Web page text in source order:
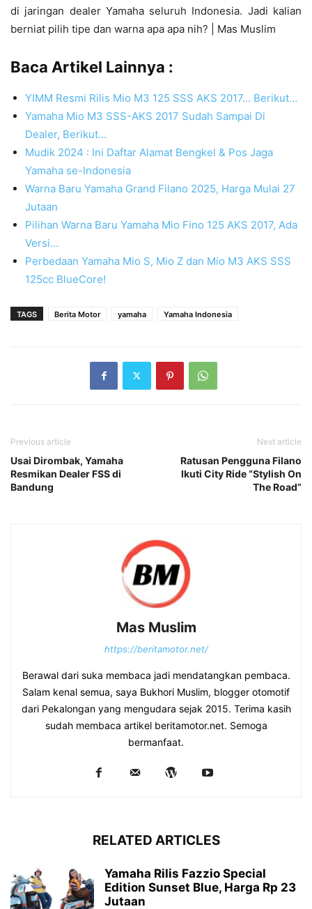
di jaringan dealer Yamaha seluruh Indonesia. Jadi kalian
berniat pilih tipe dan warna apa apa nih? | Mas Muslim
Baca Artikel Lainnya :
YIMM Resmi Rilis Mio M3 125 SSS AKS 2017... Berikut…
Yamaha Mio M3 SSS-AKS 2017 Sudah Sampai Di
Dealer, Berikut…
Mudik 2024 : Ini Daftar Alamat Bengkel & Pos Jaga
Yamaha se-Indonesia
Warna Baru Yamaha Grand Filano 2025, Harga Mulai 27
Jutaan
Pilihan Warna Baru Yamaha Mio Fino 125 AKS 2017, Ada
Versi…
Perbedaan Yamaha Mio S, Mio Z dan Mio M3 AKS SSS
125cc BlueCore!
TAGS Berita Motor yamaha Yamaha Indonesia
Previous article
Usai Dirombak, Yamaha
Resmikan Dealer FSS di
Bandung
Next article
Ratusan Pengguna Filano
Ikuti City Ride “Stylish On
The Road”
Mas Muslim
https://beritamotor.net/
Berawal dari suka membaca jadi mendatangkan pembaca.
Salam kenal semua, saya Bukhori Muslim, blogger otomotif
dari Pekalongan yang mengudara sejak 2015. Terima kasih
sudah membaca artikel beritamotor.net. Semoga
bermanfaat.
RELATED ARTICLES
Yamaha Rilis Fazzio Special
Edition Sunset Blue, Harga Rp 23
Jutaan